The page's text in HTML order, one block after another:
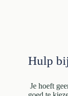
Hulp
Je hoeft